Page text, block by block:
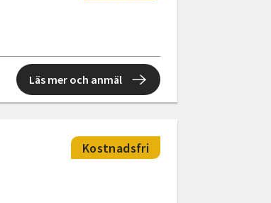
Läs mer och anmäl
Kostnadsfri